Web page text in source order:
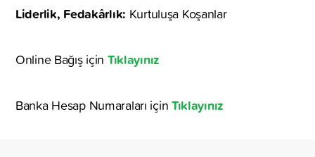
Liderlik, Fedakârlık: Kurtuluşa Koşanlar
Online Bağış için Tıklayınız
Banka Hesap Numaraları için Tıklayınız